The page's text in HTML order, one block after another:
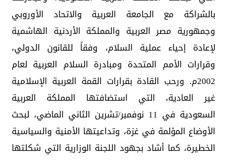
بالشراكة مع الجامعة العربية والاتحاد الأوروبي
وجمهورية مصر العربية والمملكة الأردنية الهاشمية
لإعادة إحياء عملية السلام، وفقاً للقانون الدولي،
وقرارات الأمم المتحدة ومبادرة السلام العربية لعام
2002م. ورحب القادة بقرارات القمة العربية الإسلامية
غير العادية، التي استضافتها المملكة العربية
السعودية في 11 نوفمبر/تشرين الثاني الماضي، لبحث
الأوضاع المؤلمة في غزة، وتداعيتها الأمنية والسياسية
الخطيرة، كما أشاد بجهود اللجنة الوزارية التي شكلتها